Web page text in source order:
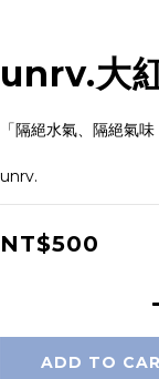
unrv.大
「隔絕水氣、隔絕氣
unrv.
NT$500
ADD TO